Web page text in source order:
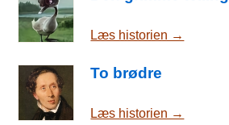
Læs historien →
To brødre
Læs historien →